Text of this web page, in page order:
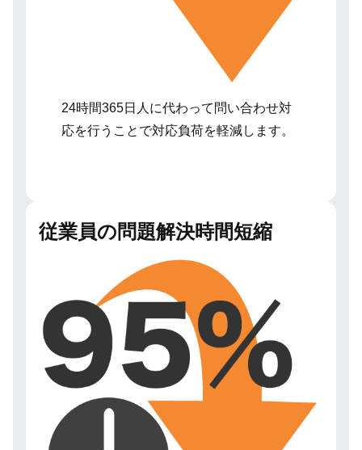
24時間365日人に代わって問い合わせ対
応を行うことで対応負荷を軽減します。
従業員の問題解決時間短縮